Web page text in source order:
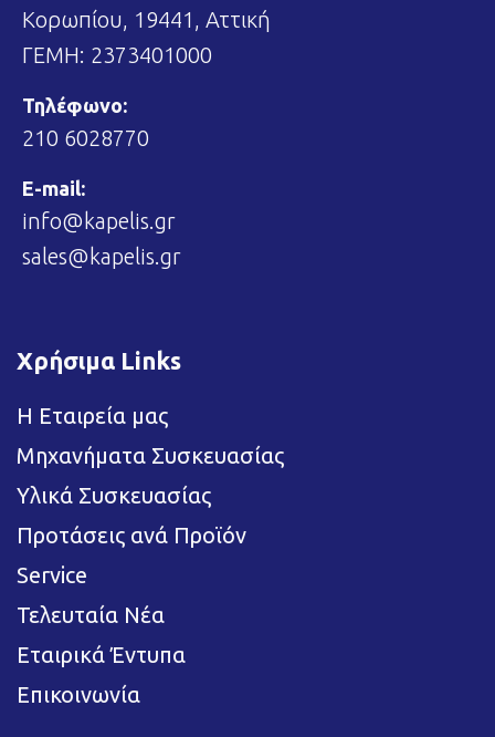
Κορωπίου, 19441, Αττική
ΓΕΜΗ: 2373401000
Τηλέφωνο:
210 6028770
E-mail:
info@kapelis.gr
sales@kapelis.gr
Χρήσιμα Links
Η Εταιρεία μας
Μηχανήματα Συσκευασίας
Υλικά Συσκευασίας
Προτάσεις ανά Προϊόν
Service
Τελευταία Νέα
Εταιρικά Έντυπα
Επικοινωνία